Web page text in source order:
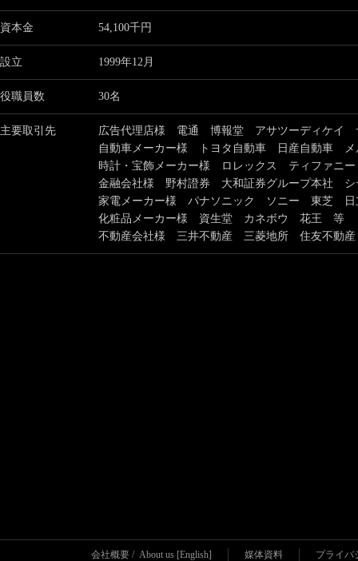
資本金 54,100千円
設立 1999年12月
役職員数 30名
主要取引先
広告代理店様 電通 博報堂 アサツーディケイ
自動車メーカー様 トヨタ自動車 日産自動車
時計・宝飾メーカー様 ロレックス ティファニ
金融会社様 野村證券 大和証券グループ本社
家電メーカー様 パナソニック ソニー 東芝
化粧品メーカー様 資生堂 カネボウ 花王 等
不動産会社様 三井不動産 三菱地所 住友不動
会社概要 / About us [English] 媒体資料 プライバ